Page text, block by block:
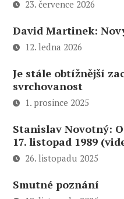
23. července 2026
David Martinek:
12. ledna 2026
Je stále obtížnější
svrchovanost
1. prosince 2025
Stanislav Novotný:
17. listopad 1989
26. listopadu 2025
Smutné poznání